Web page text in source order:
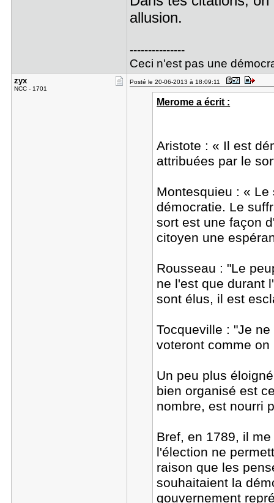
allusion.
---------------
Ceci n'est pas une
zyx
NCC - 1701
Posté le 20-06-2013 à 18:09:11
Merome a écrit :
Aristote : « Il est
attribuées par le
Montesquieu : «
démocratie. Le
sort est une façon
citoyen une
Rousseau : "Le
ne l'est que durant
sont élus, il est
Tocqueville : "Je
voteront comme on
Un peu plus
bien organisé est
nombre, est nourri
Bref, en 1789, il
l'élection ne
raison que les
souhaitaient la
gouvernement